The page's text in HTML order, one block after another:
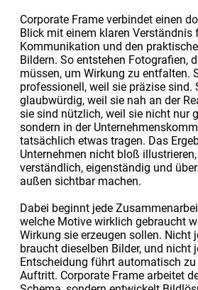
Corporate Frame verbindet einen
Blick mit einem klaren Verständnis
Kommunikation und den
Bildern. So entstehen Fotografien,
müssen, um Wirkung zu entfalten.
professionell, weil sie präzise sind.
glaubwürdig, weil sie nah an der
sie sind nützlich, weil sie nicht nur
sondern in der
tatsächlich etwas tragen. Das
Unternehmen nicht bloß
verständlich, eigenständig und
außen sichtbar machen.
Dabei beginnt jede
welche Motive wirklich gebraucht
Wirkung sie erzeugen sollen. Nicht
braucht dieselben Bilder, und nicht
Entscheidung führt automatisch zu
Auftritt. Corporate Frame arbeitet